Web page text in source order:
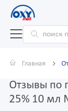
Главная
Отзывы по
25% 10 мл